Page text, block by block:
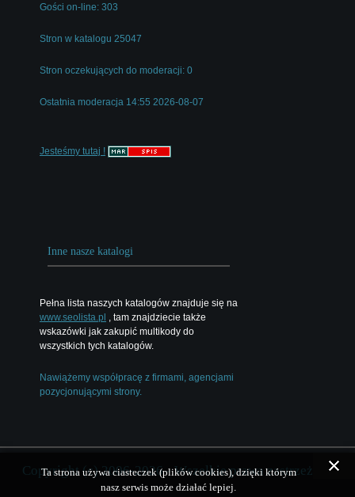
Gości on-line: 303
Stron w katalogu 25047
Stron oczekujących do moderacji: 0
Ostatnia moderacja 14:55 2026-08-07
Jesteśmy tutaj !
Inne nasze katalogi
Pełna lista naszych katalogów znajduje się na
www.seolista.pl , tam znajdziecie także
wskazówki jak zakupić multikody do
wszystkich tych katalogów.
Nawiążemy współpracę z firmami, agencjami
pozycjonującymi strony.
Copyright (c) 2006-2026 - Wszelkie prawa zastrzeżone
Ta strona używa ciasteczek (plików cookies), dzięki którym
nasz serwis może działać lepiej.